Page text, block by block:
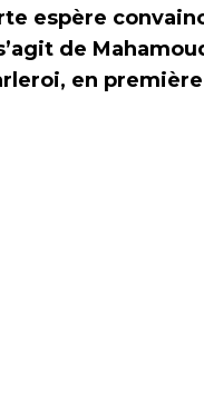
espère
de
en